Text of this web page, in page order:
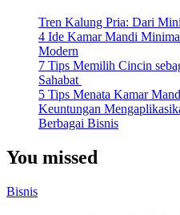
Tren Kalung Pria: Dari
4 Ide Kamar Mandi
Modern
7 Tips Memilih Cincin
Sahabat
5 Tips Menata Kamar
Keuntungan
Berbagai Bisnis
You missed
Bisnis